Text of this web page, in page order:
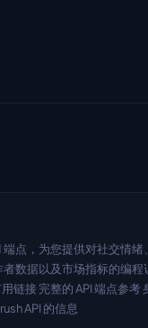
端点，为您提供对社交情绪
数据以及市场指标的编程
链接 完整的 API 端点参考
API 的信息